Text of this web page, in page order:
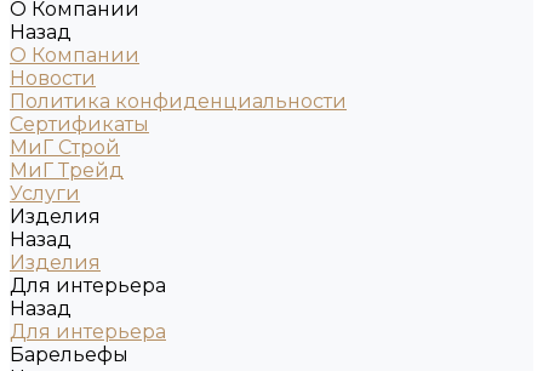
О Компании
Назад
О Компании
Новости
Политика конфиденциальности
Сертификаты
МиГ Строй
МиГ Трейд
Услуги
Изделия
Назад
Изделия
Для интерьера
Назад
Для интерьера
Барельефы